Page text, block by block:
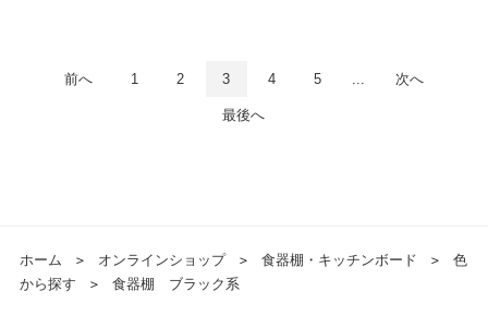
前へ 1 2 3 4 5 次へ
最後へ
ホーム ＞ オンラインショップ ＞ 食器棚・キッチンボード ＞
色
から探す
＞ 食器棚 ブラック系